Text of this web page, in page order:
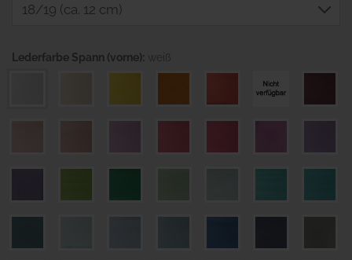
Lederfarbe Spann (vorne): weiß